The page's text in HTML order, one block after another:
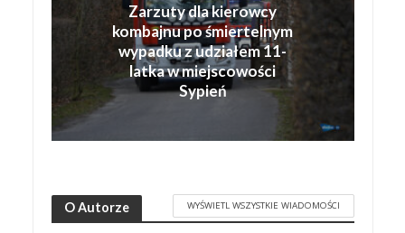
Zarzuty dla kierowcy
kombajnu po śmiertelnym
wypadku z udziałem 11-
latka w miejscowości
Sypień
O Autorze WYŚWIETL WSZYSTKIE WIADOMOŚCI